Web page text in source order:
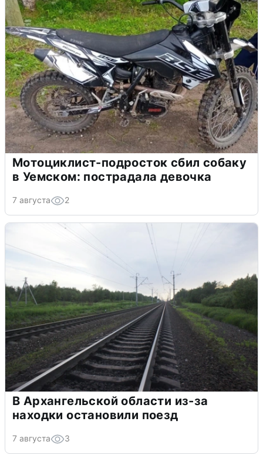
Мотоциклист-подросток сбил собаку
в Уемском: пострадала девочка
7 августа 2
В Архангельской области из-за
находки остановили поезд
7 августа 3